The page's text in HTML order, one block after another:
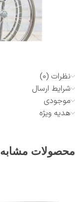
نظرات (0)
شرایط ارسال
موجودی
هدیه ویژه
محصولات مشابه